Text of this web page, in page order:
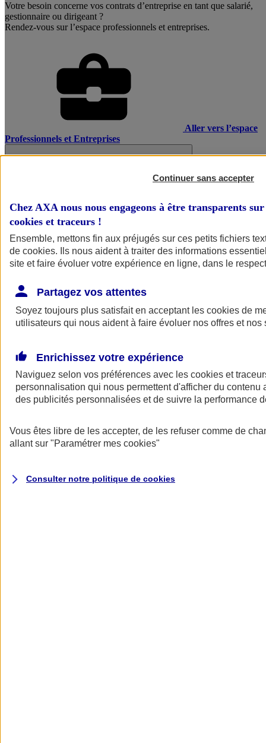
Votre besoin concerne vos contrats d’entreprise en tant que salarié,
gestionnaire ou dirigeant ?
Rendez-vous sur l’espace professionnels et entreprises.
Aller vers l’espace
Professionnels et Entreprises
AXA Assurance
Continuer sans accepter
Chez AXA nous nous engageons à être transparents
cookies et traceurs !
Ensemble, mettons fin aux préjugés sur ces petits fichiers
de cookies. Ils nous aident à traiter des informations
site et faire évoluer votre expérience en ligne, dans le
Partagez vos attentes
Soyez toujours plus satisfait en acceptant les cookies de
utilisateurs qui nous aident à faire évoluer nos offres et nos
Enrichissez votre expérience
Naviguez selon vos préférences avec les cookies et
personnalisation qui nous permettent d'afficher du contenu
des publicités personnalisées et de suivre la performance
Vous êtes libre de les accepter, de les refuser comme de
allant sur "Paramétrer mes cookies"
Consulter notre politique de cookies